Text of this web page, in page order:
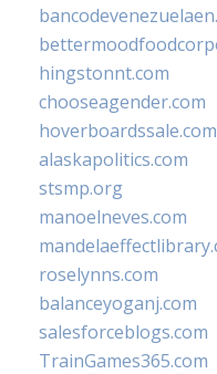
hingstonnt.com
chooseagender.com
hoverboardssale.com
alaskapolitics.com
stsmp.org
manoelneves.com
roselynns.com
balanceyoganj.com
salesforceblogs.com
TrainGames365.com